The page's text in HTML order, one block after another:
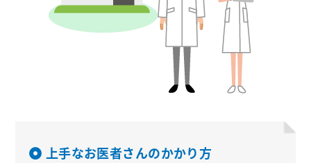
上手なお医者さんのかかり方